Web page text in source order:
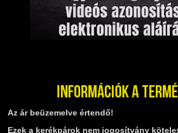
Információk a
Az ár beüzemelve értendő!
Ezek a kerékpárok nem jogosítvány